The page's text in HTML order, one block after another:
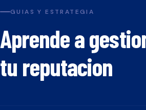
GUIAS Y ESTRATEGIA
Aprende a
tu reputacion